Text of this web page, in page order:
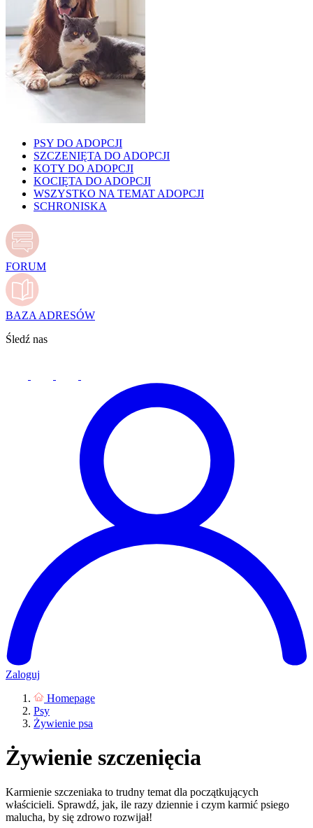
PSY DO ADOPCJI
SZCZENIĘTA DO ADOPCJI
KOTY DO ADOPCJI
KOCIĘTA DO ADOPCJI
WSZYSTKO NA TEMAT ADOPCJI
SCHRONISKA
FORUM
BAZA ADRESÓW
Śledź nas
Zaloguj
Homepage
Psy
Żywienie psa
Żywienie szczenięcia
Karmienie szczeniaka to trudny temat dla początkujących
właścicieli. Sprawdź, jak, ile razy dziennie i czym karmić psiego
malucha, by się zdrowo rozwijał!